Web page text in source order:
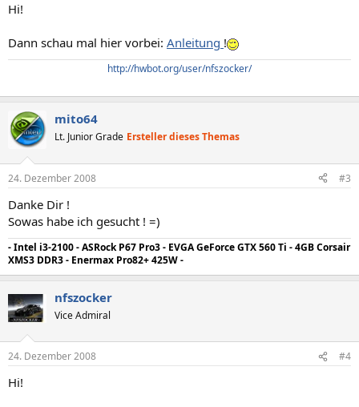
Hi!
Dann schau mal hier vorbei: Anleitung !
http://hwbot.org/user/nfszocker/
mito64
Lt. Junior Grade Ersteller dieses Themas
24. Dezember 2008 #3
Danke Dir !
Sowas habe ich gesucht ! =)
- Intel i3-2100 - ASRock P67 Pro3 - EVGA GeForce GTX 560 Ti - 4GB Corsair
XMS3 DDR3 - Enermax Pro82+ 425W -
nfszocker
Vice Admiral
24. Dezember 2008 #4
Hi!